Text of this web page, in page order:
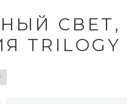
СВЕТ,
TRILOGY